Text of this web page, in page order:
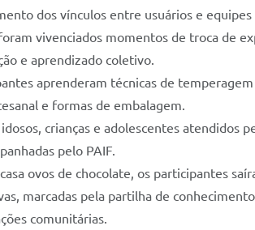
dos vínculos entre usuários e equipes
vivenciados momentos de troca de
e aprendizado coletivo.
aprenderam técnicas de
e formas de embalagem.
crianças e adolescentes atendidos
pelo PAIF.
ovos de chocolate, os participantes
marcadas pela partilha de
comunitárias.